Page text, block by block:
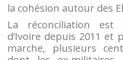
la cohésion autour des
La réconciliation est
d’Ivoire depuis 2011
marche, plusieurs